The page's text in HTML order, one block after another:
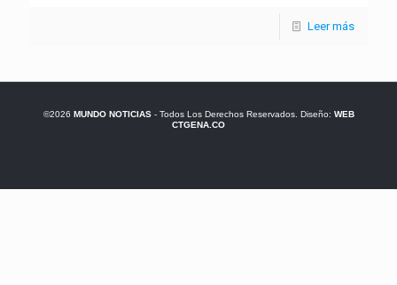
Leer más
©2026 MUNDO NOTICIAS- Todos Los Derechos Reservados. Diseño: WEB
CTGENA.CO